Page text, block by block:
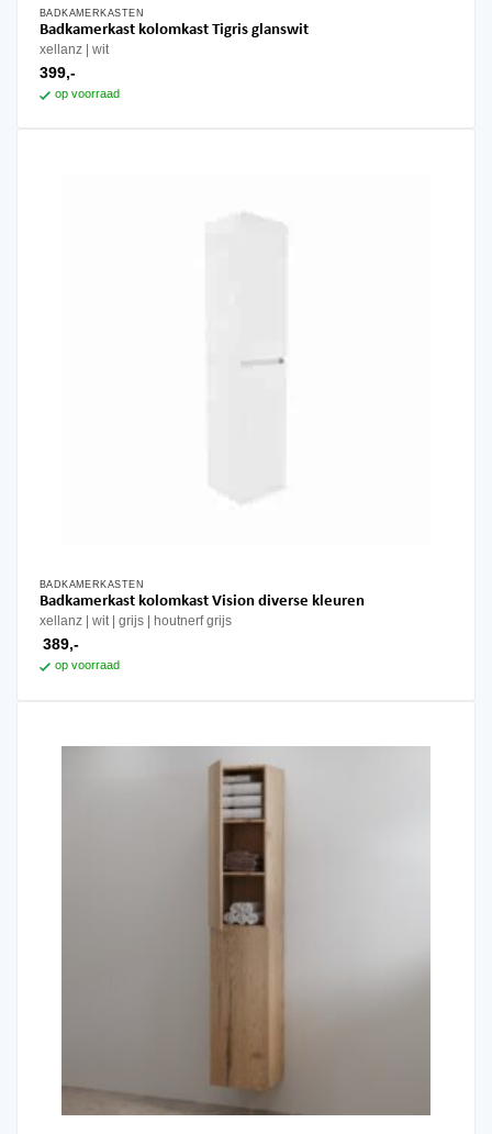
BADKAMERKASTEN
Badkamerkast kolomkast Tigris glanswit
xellanz wit
399,-
op voorraad
BADKAMERKASTEN
Badkamerkast kolomkast Vision diverse kleuren
xellanz wit | grijs | houtnerf grijs
389,-
op voorraad
Dit
product
meerdere
kan